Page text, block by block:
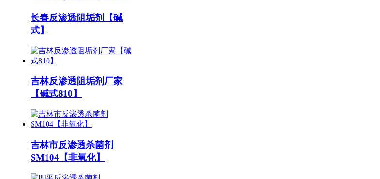
长春反渗透阻垢剂【碱
式】
吉林反渗透阻垢剂厂家
【碱式810】
吉林市反渗透杀菌剂
SM104【非氧化】